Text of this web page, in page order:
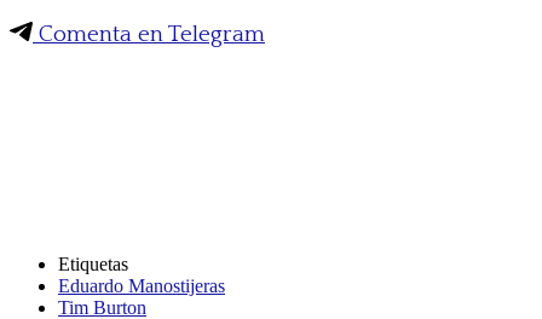
Comenta en Telegram
Etiquetas
Eduardo Manostijeras
Tim Burton